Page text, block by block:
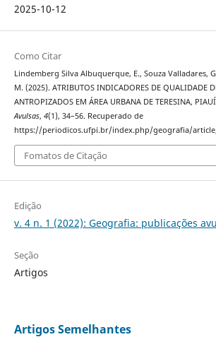
2025-10-12
Como Citar
Lindemberg Silva Albuquerque, E., Souza Valladares,
M. (2025). ATRIBUTOS INDICADORES DE QUALIDADE
ANTROPIZADOS EM ÁREA URBANA DE TERESINA,
Avulsas, 4(1), 34–56. Recuperado de
https://periodicos.ufpi.br/index.php/geografia/
Fomatos de Citação
Edição
v. 4 n. 1 (2022): Geografia: publicações
Seção
Artigos
Artigos Semelhantes